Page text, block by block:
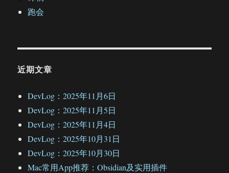
跑会
近期文章
DevLog：2025年11月6日
DevLog：2025年11月5日
DevLog：2025年11月4日
DevLog：2025年10月31日
DevLog：2025年10月30日
Mac常用App推荐：Obsidian及实用插件